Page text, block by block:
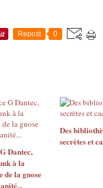
Repost 0
Dantec,
à la
de la gnose
Des
secrètes et